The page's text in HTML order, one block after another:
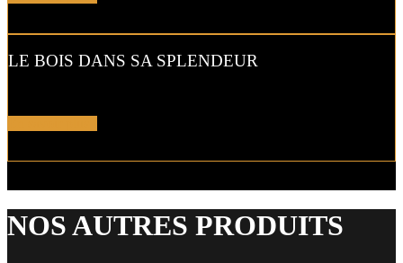
LE BOIS DANS SA SPLENDEUR
NOS AUTRES PRODUITS